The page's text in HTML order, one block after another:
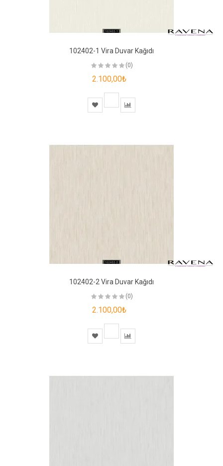
102402-1 Vira Duvar Kağıdı
(0)
2.100,00₺
102402-2 Vira Duvar Kağıdı
(0)
2.100,00₺